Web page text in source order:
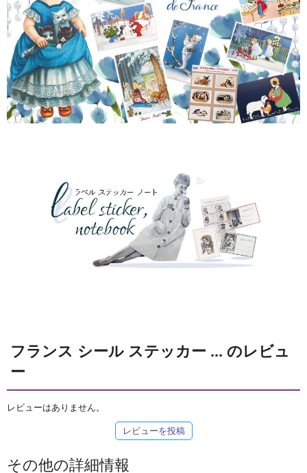
フランス シール ステッカー ... のレビュ
ー
レビューはありません。
レビューを投稿
その他の詳細情報